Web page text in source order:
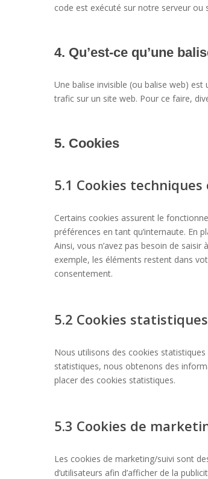
code est exécuté sur notre serveur ou
4. Qu’est-ce qu’une
Une balise invisible (ou balise web)
trafic sur un site web. Pour ce faire,
5. Cookies
5.1 Cookies
Certains cookies assurent le
préférences en tant qu’internaute. En
Ainsi, vous n’avez pas besoin de
exemple, les éléments restent dans
consentement.
5.2 Cookies statistiques
Nous utilisons des cookies statistiques
statistiques, nous obtenons des
placer des cookies statistiques.
5.3 Cookies de
Les cookies de marketing/suivi sont
d’utilisateurs afin d’afficher de la